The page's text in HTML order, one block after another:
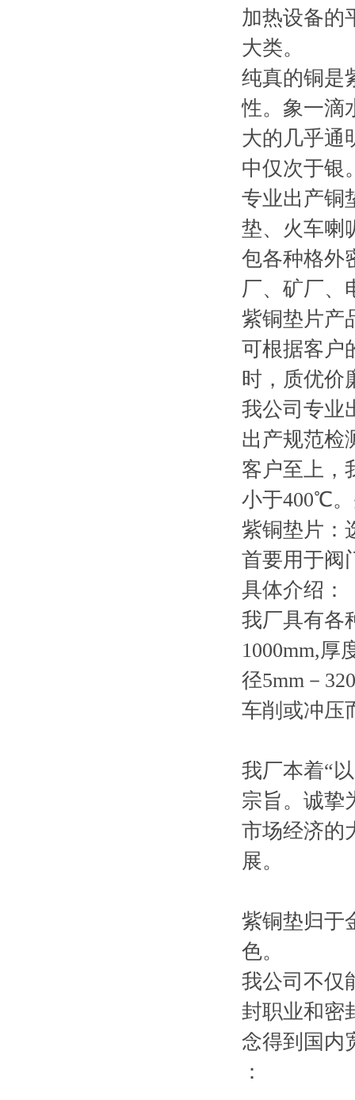
加热设备的
大类。
纯真的铜是
性。象一滴
大的几乎通
中仅次于银
专业出产铜
垫、火车喇
包各种格外
厂、矿厂、
紫铜垫片产
可根据客户
时，质优价
我公司专业
出产规范检
客户至上，
小于400℃
紫铜垫片：
首要用于阀
具体介绍：
我厂具有各
1000mm,厚
径5mm－
车削或冲压
我厂本着“
宗旨。诚挚
市场经济的
展。
紫铜垫归于
色。
我公司不仅
封职业和密
念得到国内
：